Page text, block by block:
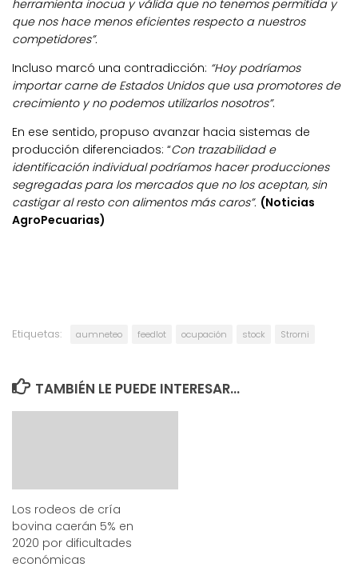
herramienta inocua y válida que no tenemos permitida y
que nos hace menos eficientes respecto a nuestros
competidores”.
Incluso marcó una contradicción: “Hoy podríamos
importar carne de Estados Unidos que usa promotores de
crecimiento y no podemos utilizarlos nosotros”.
En ese sentido, propuso avanzar hacia sistemas de
producción diferenciados: “Con trazabilidad e
identificación individual podríamos hacer producciones
segregadas para los mercados que no los aceptan, sin
castigar al resto con alimentos más caros”. (Noticias
AgroPecuarias)
Etiquetas: aumneteo feedlot ocupación stock Strorni
TAMBIÉN LE PUEDE INTERESAR...
Los rodeos de cría
bovina caerán 5% en
2020 por dificultades
económicas